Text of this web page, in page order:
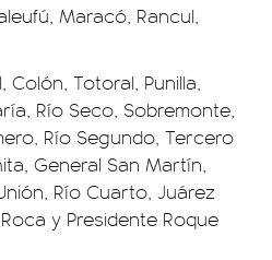
Maracó, Rancul,
Colón, Totoral, Punilla,
Río Seco, Sobremonte,
Río Segundo, Tercero
General San Martín,
Río Cuarto, Juárez
y Presidente Roque